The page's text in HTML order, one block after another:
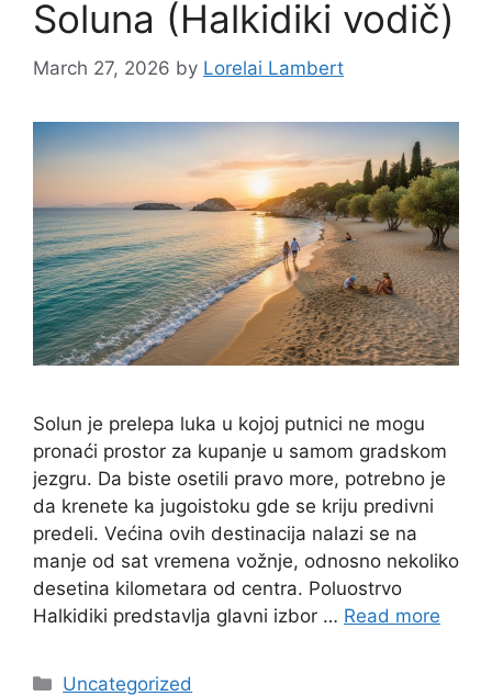
Soluna (Halkidiki vodič)
March 27, 2026 by Lorelai Lambert
Solun je prelepa luka u kojoj putnici ne mogu
pronaći prostor za kupanje u samom gradskom
jezgru. Da biste osetili pravo more, potrebno je
da krenete ka jugoistoku gde se kriju predivni
predeli. Većina ovih destinacija nalazi se na
manje od sat vremena vožnje, odnosno nekoliko
desetina kilometara od centra. Poluostrvo
Halkidiki predstavlja glavni izbor … Read more
Categories
Uncategorized